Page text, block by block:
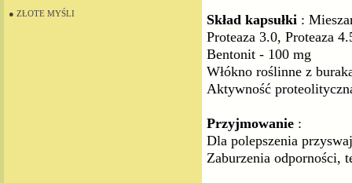
● ZŁOTE MYŚLI
Skład kapsułki :
Proteaza 3.0, Proteaza
Bentonit - 100 mg
Włókno roślinne z
Aktywność
Przyjmowanie :
Dla polepszenia
Zaburzenia odporności,